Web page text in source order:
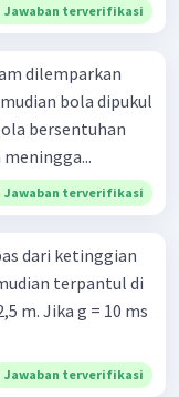
Jawaban terverifikasi
dilemparkan
bola dipukul
bersentuhan
Jawaban terverifikasi
dari ketinggian
terpantul di
m. Jika g = 10 ms
Jawaban terverifikasi